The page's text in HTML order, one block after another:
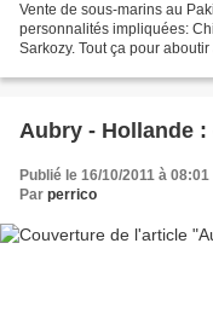
Vente de sous-marins au
personnalités impliquées:
Sarkozy. Tout ça pour
Aubry - Hollande
Publié le 16/10/2011 à 08:01
Par perrico